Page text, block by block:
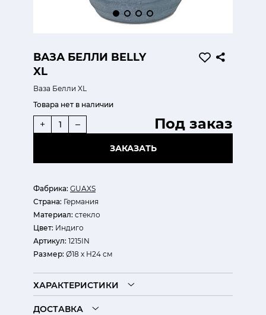
ВАЗА БЕЛЛИ BELLY
XL
Ваза Белли XL
Фабрика: GUAXS
Страна: Германия
Материал: стекло
Цвет: Индиго
Артикул: 1215IN
Размер: Ø18 х Н24 см
Товара нет в наличии
Под заказ
+ –
ЗАКАЗАТЬ
ХАРАКТЕРИСТИКИ
ДОСТАВКА